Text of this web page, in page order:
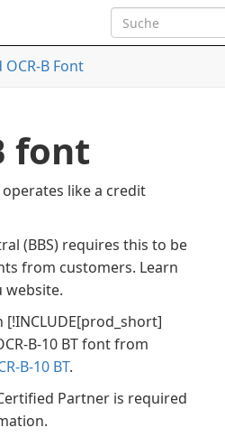
B Font
font
like a credit
(BBS) requires this to be
from customers. Learn
website.
[!INCLUDE[prod_short]
B-10 BT font from
B-10 BT.
Partner is required